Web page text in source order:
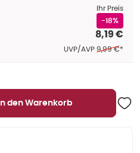
Ihr Preis
-18%
8,19 €
UVP/AVP Ehemaliger
9,99 €*
In den Warenkorb